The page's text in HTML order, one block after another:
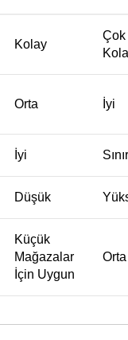
Kolay
Çok
Orta İyi
İyi
Düşük
Küçük
Mağazalar
İçin Uygun
Orta